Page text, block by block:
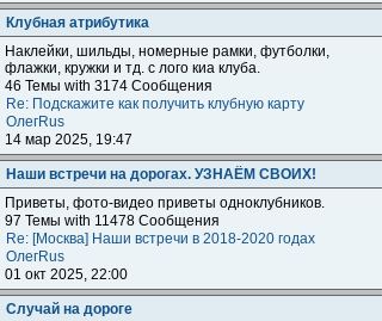
Клубная атрибутика
Наклейки, шильды, номерные рамки, футболки,
флажки, кружки и тд. с лого киа клуба.
46 Темы with 3174 Сообщения
Re: Подскажите как получить клубную карту
ОлегRus
14 мар 2025, 19:47
Наши встречи на дорогах. УЗНАЁМ СВОИХ!
Приветы, фото-видео приветы одноклубников.
97 Темы with 11478 Сообщения
Re: [Москва] Наши встречи в 2018-2020 годах
ОлегRus
01 окт 2025, 22:00
Случай на дороге